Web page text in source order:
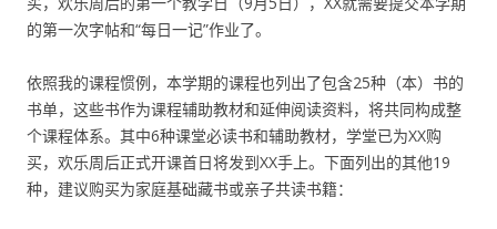
的第一次字帖和“每日一记”作业了。
依照我的课程惯例，本学期的课程也列出了包含25种（本）书的
书单，这些书作为课程辅助教材和延伸阅读资料，将共同构成整
个课程体系。其中6种课堂必读书和辅助教材，学堂已为XX购
买，欢乐周后正式开课首日将发到XX手上。下面列出的其他19
种，建议购买为家庭基础藏书或亲子共读书籍：